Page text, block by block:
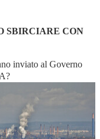
SBIRCIARE CON
inviato al Governo